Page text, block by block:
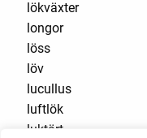
lökväxter
longor
löss
löv
lucullus
luftlök
luktärt